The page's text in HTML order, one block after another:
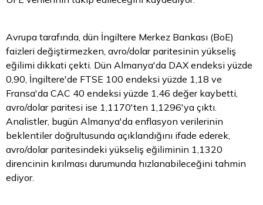
Avrupa tarafında, dün İngiltere Merkez Bankası (BoE)
faizleri değiştirmezken, avro/dolar paritesinin yükseliş
eğilimi dikkati çekti. Dün Almanya'da DAX endeksi yüzde
0,90, İngiltere'de FTSE 100 endeksi yüzde 1,18 ve
Fransa'da CAC 40 endeksi yüzde 1,46 değer kaybetti,
avro/dolar paritesi ise 1,1170'ten 1,1296'ya çıktı.
Analistler, bugün Almanya'da enflasyon verilerinin
beklentiler doğrultusunda açıklandığını ifade ederek,
avro/dolar paritesindeki yükseliş eğiliminin 1,1320
direncinin kırılması durumunda hızlanabileceğini tahmin
ediyor.